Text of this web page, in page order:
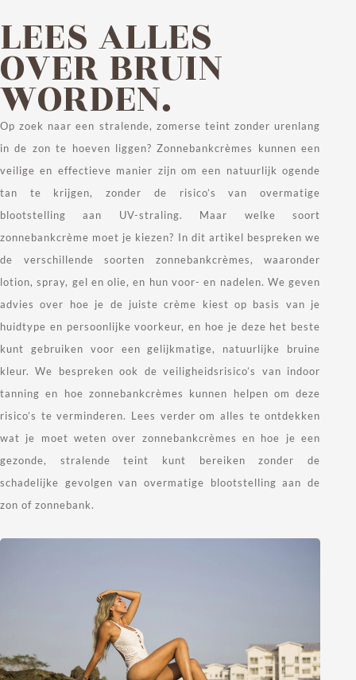
LEES ALLES
OVER BRUIN
WORDEN.
Op zoek naar een stralende, zomerse teint zonder urenlang
in de zon te hoeven liggen? Zonnebankcrèmes kunnen een
veilige en effectieve manier zijn om een natuurlijk ogende
tan te krijgen, zonder de risico’s van overmatige
blootstelling aan UV-straling. Maar welke soort
zonnebankcrème moet je kiezen? In dit artikel bespreken we
de verschillende soorten zonnebankcrèmes, waaronder
lotion, spray, gel en olie, en hun voor- en nadelen. We geven
advies over hoe je de juiste crème kiest op basis van je
huidtype en persoonlijke voorkeur, en hoe je deze het beste
kunt gebruiken voor een gelijkmatige, natuurlijke bruine
kleur. We bespreken ook de veiligheidsrisico’s van indoor
tanning en hoe zonnebankcrèmes kunnen helpen om deze
risico’s te verminderen. Lees verder om alles te ontdekken
wat je moet weten over zonnebankcrèmes en hoe je een
gezonde, stralende teint kunt bereiken zonder de
schadelijke gevolgen van overmatige blootstelling aan de
zon of zonnebank.